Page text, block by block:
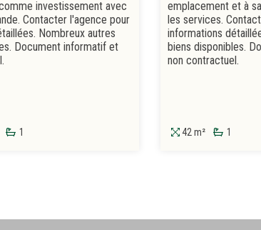
investissement avec
Contacter l'agence pour
Nombreux autres
Document informatif et
1
emplacement et à
les services.
informations
biens disponibles.
non contractuel.
42 m² 1